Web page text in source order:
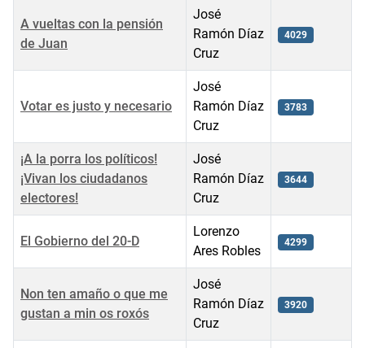
A vueltas con la pensión
de Juan
José
Ramón Díaz
Cruz
4029
Votar es justo y necesario
José
Ramón Díaz
Cruz
3783
¡A la porra los políticos!
¡Vivan los ciudadanos
electores!
José
Ramón Díaz
Cruz
3644
El Gobierno del 20-D
Lorenzo
Ares Robles
4299
Non ten amaño o que me
gustan a min os roxós
José
Ramón Díaz
Cruz
3920